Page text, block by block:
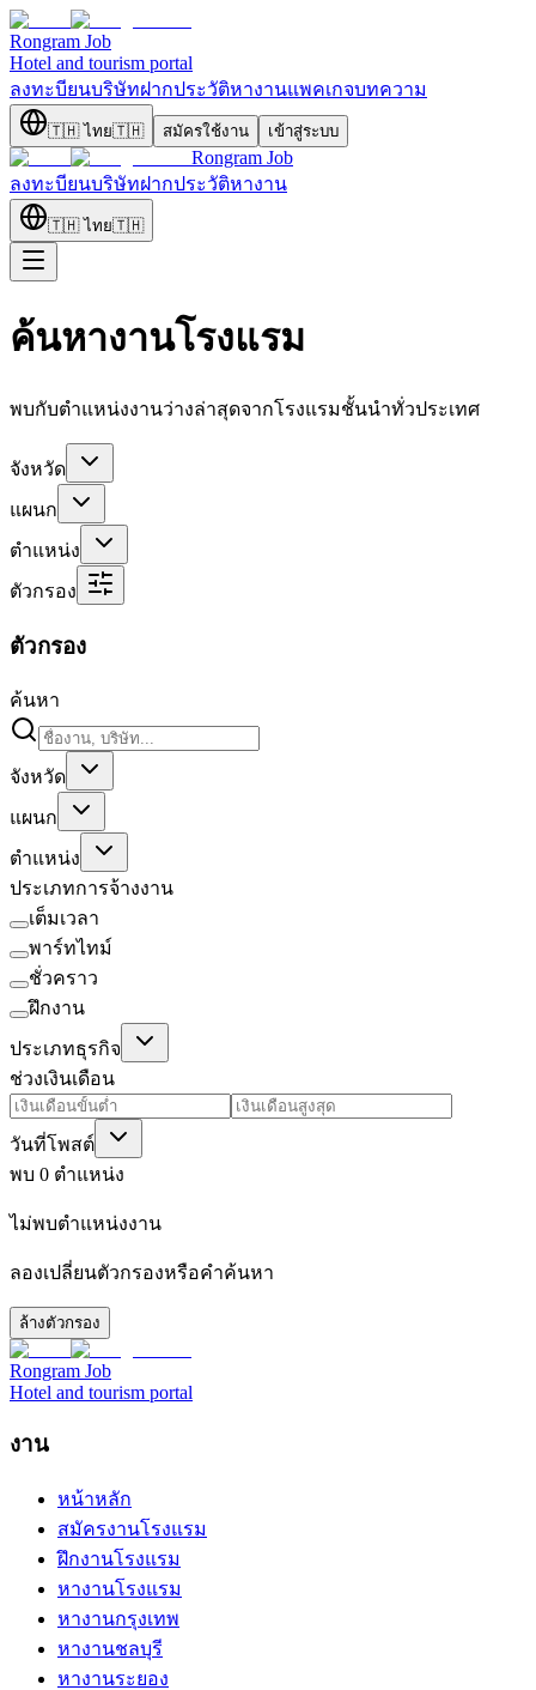
Rongram Job
Hotel and tourism portal
ลงทะบียนบริษัทฝากประวัติหางานแพคเกจบทความ
🇹🇭 ไทย🇹🇭 สมัครใช้งาน เข้าสู่ระบบ
Rongram Job
ลงทะบียนบริษัทฝากประวัติหางาน
🇹🇭 ไทย🇹🇭
ค้นหางานโรงแรม
พบกับตำแหน่งงานว่างล่าสุดจากโรงแรมชั้นนำทั่วประเทศ
จังหวัด
แผนก
ตำแหน่ง
ตัวกรอง
ตัวกรอง
ค้นหา
จังหวัด
แผนก
ตำแหน่ง
ประเภทการจ้างงาน
เต็มเวลา
พาร์ทไทม์
ชั่วคราว
ฝึกงาน
ประเภทธุรกิจ
ช่วงเงินเดือน
วันที่โพสต์
พบ 0 ตำแหน่ง
ไม่พบตำแหน่งงาน
ลองเปลี่ยนตัวกรองหรือคำค้นหา
ล้างตัวกรอง
Rongram Job
Hotel and tourism portal
งาน
หน้าหลัก
สมัครงานโรงแรม
ฝึกงานโรงแรม
หางานโรงแรม
หางานกรุงเทพ
หางานชลบุรี
หางานระยอง